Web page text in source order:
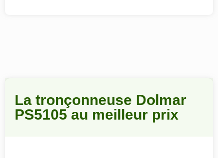
La tronçonneuse Dolmar
PS5105 au meilleur prix